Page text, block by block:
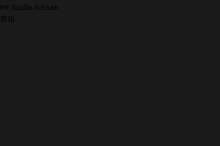
MF Studio Artisan
音箱